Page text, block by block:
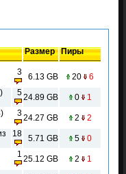
Размер Пиры
3 6.13 GB 20 6
524.89 GB 0 1
324.27 GB 2 2
18 5.71 GB 5 0
1 25.12 GB 2 1